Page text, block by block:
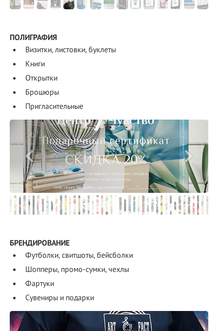
ПОЛИГРАФИЯ
Визитки, листовки, буклеты
Книги
Открытки
Брошюры
Пригласительные
БРЕНДИРОВАНИЕ
Футболки, свитшоты, бейсболки
Шопперы, промо-сумки, чехлы
Фартуки
Сувениры и подарки